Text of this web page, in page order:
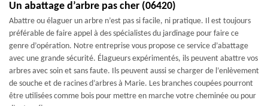
Un abattage d’arbre pas cher (06420)
Abattre ou élaguer un arbre n’est pas si facile, ni pratique. Il est toujours
préférable de faire appel à des spécialistes du jardinage pour faire ce
genre d’opération. Notre entreprise vous propose ce service d’abattage
avec une grande sécurité. Élagueurs expérimentés, ils peuvent abattre vos
arbres avec soin et sans faute. Ils peuvent aussi se charger de l’enlèvement
de souche et de racines d’arbres à Marie. Les branches coupées pourront
être utilisées comme bois pour mettre en marche votre cheminée ou pour